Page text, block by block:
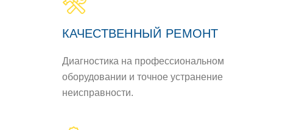
КАЧЕСТВЕННЫЙ РЕМОНТ
Диагностика на профессиональном
оборудовании и точное устранение
неисправности.